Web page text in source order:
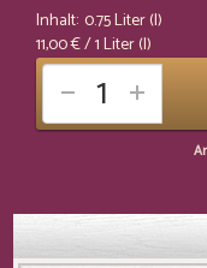
Inhalt: 0.75 Liter (l)
11,00 €/ 1 Liter (l)